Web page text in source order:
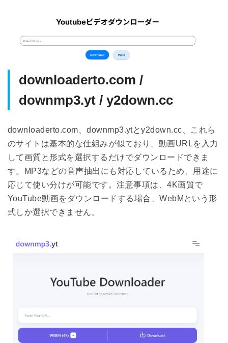
downloaderto.com /
downmp3.yt / y2down.cc
downloaderto.com、downmp3.ytとy2down.cc、これら
のサイトは基本的な仕組みが似ており、動画URLを入力
して画質と形式を選択するだけでダウンロードできま
す。MP3などの音声抽出にも対応しているため、用途に
応じて使い分けが可能です。注意事項は、4K画質で
YouTube動画をダウンロードする場合、WebMという形
式しか選択できません。